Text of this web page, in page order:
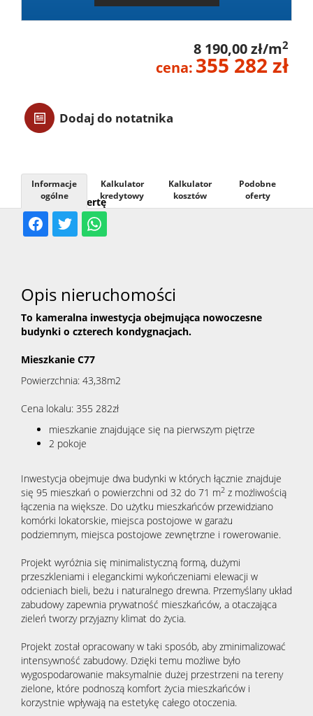
Usługi
8 190,00 zł/m2
cena: 355 282 zł
Dodaj do notatnika
Udostępnij ofertę
Informacje
ogólne
Kalkulator
kredytowy
Kalkulator
kosztów
Podobne
oferty
Opis nieruchomości
To kameralna inwestycja obejmująca nowoczesne
budynki o czterech kondygnacjach.
Mieszkanie C77
Powierzchnia: 43,38m2
Cena lokalu: 355 282zł
mieszkanie znajdujące się na pierwszym piętrze
2 pokoje
Inwestycja obejmuje dwa budynki w których łącznie znajduje
się 95 mieszkań o powierzchni od 32 do 71 m2 z możliwością
łączenia na większe. Do użytku mieszkańców przewidziano
komórki lokatorskie, miejsca postojowe w garażu
podziemnym, miejsca postojowe zewnętrzne i rowerowanie.
Projekt wyróżnia się minimalistyczną formą, dużymi
przeszkleniami i eleganckimi wykończeniami elewacji w
odcieniach bieli, beżu i naturalnego drewna. Przemyślany układ
zabudowy zapewnia prywatność mieszkańców, a otaczająca
zieleń tworzy przyjazny klimat do życia.
Projekt został opracowany w taki sposób, aby zminimalizować
intensywność zabudowy. Dzięki temu możliwe było
wygospodarowanie maksymalnie dużej przestrzeni na tereny
zielone, które podnoszą komfort życia mieszkańców i
korzystnie wpływają na estetykę całego otoczenia.